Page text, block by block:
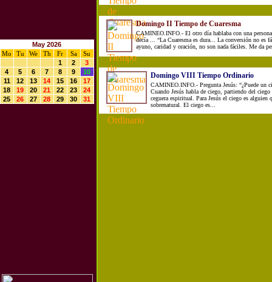
May 2026
Mo
Tu We Th Fr Sa
Su
1
2
3
4
5 6 7 8 9
10
11
12 13 14 15 16
17
18
19 20 21 22 23
24
25
26 27 28 29 30 31
Domingo II Tiempo de Cuaresma
CAMINEO.INFO.- El otro día hablaba con una
decía ... “La Cuaresma es dura... La conversión no es
ayuno, caridad y oración, no son nada fáciles. Me da
Domingo VIII Tiempo Ordinario
CAMINEO.INFO.- Pregunta Jesús: “¿Puede un
Cuando Jesús habla de ciego, partiendo del
ceguera espiritual. Para Jesús el ciego es alguien
sobrenatural. El ciego es...